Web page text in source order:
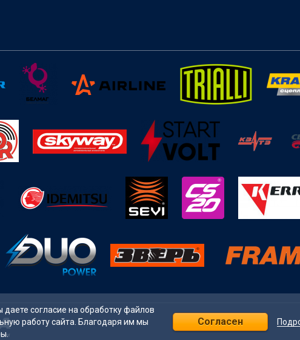
согласие на обработку файлов
работу сайта. Благодаря им мы
Согласен